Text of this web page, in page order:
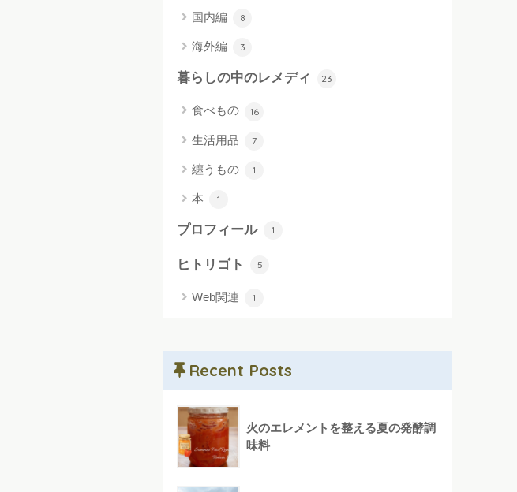
国内編 8
海外編 3
暮らしの中のレメディ 23
食べもの 16
生活用品 7
纏うもの 1
本 1
プロフィール 1
ヒトリゴト 5
Web関連 1
Recent Posts
火のエレメントを整える夏の発酵調
味料